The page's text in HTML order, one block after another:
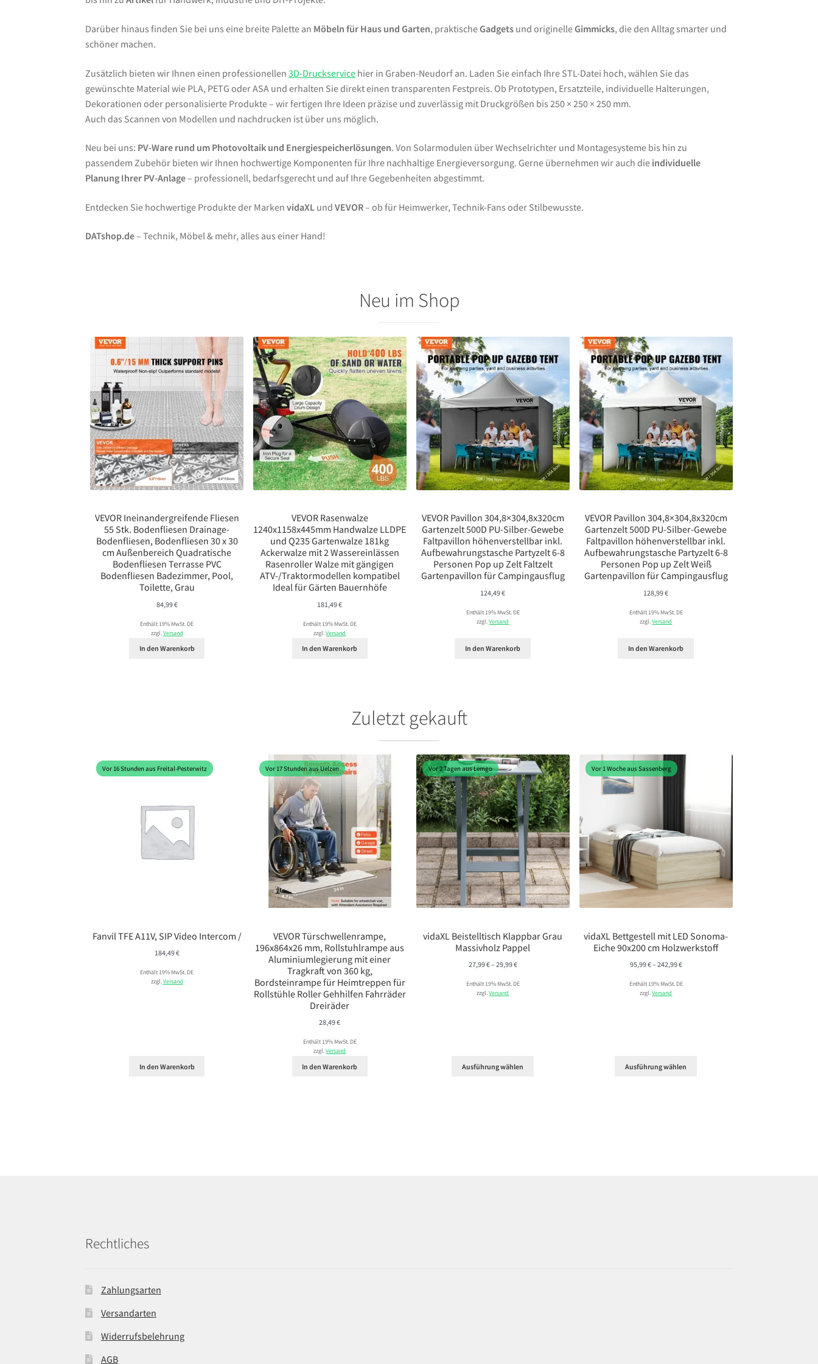
Darüber hinaus finden Sie bei uns eine breite Palette an Möbeln für Haus und Garten, praktischeGadgets und originelleGimmicks, die den Alltag smarter und
schöner machen.
Zusätzlich bieten wir Ihnen einen professionellen3D-Druckservice hier in Graben-Neudorf an. Laden Sie einfach Ihre STL-Datei hoch, wählen Sie das
gewünschte Material wie PLA, PETG oder ASA und erhalten Sie direkt einen transparenten Festpreis. Ob Prototypen, Ersatzteile, individuelle Halterungen,
Dekorationen oder personalisierte Produkte – wir fertigen Ihre Ideen präzise und zuverlässig mit Druckgrößen bis 250 × 250 × 250 mm.
Auch das Scannen von Modellen und nachdrucken ist über uns möglich.
Neu bei uns: PV-Ware rund um Photovoltaik und Energiespeicherlösungen. Von Solarmodulen über Wechselrichter und Montagesysteme bis hin zu
passendem Zubehör bieten wir Ihnen hochwertige Komponenten für Ihre nachhaltige Energieversorgung. Gerne übernehmen wir auch die individuelle
Planung Ihrer PV-Anlage– professionell, bedarfsgerecht und auf Ihre Gegebenheiten abgestimmt.
Entdecken Sie hochwertige Produkte der MarkenvidaXL undVEVOR– ob für Heimwerker, Technik-Fans oder Stilbewusste.
DATshop.de– Technik, Möbel & mehr, alles aus einer Hand!
Neu im Shop
VEVOR Ineinandergreifende Fliesen
55 Stk. Bodenfliesen Drainage-
Bodenfliesen, Bodenfliesen 30 x 30
cm Außenbereich Quadratische
Bodenfliesen Terrasse PVC
Bodenfliesen Badezimmer, Pool,
Toilette, Grau
84,99€
Enthält 19% MwSt. DE
zzgl.Versand
In den Warenkorb
VEVOR Rasenwalze
1240x1158x445mm Handwalze LLDPE
und Q235 Gartenwalze 181kg
Ackerwalze mit 2 Wassereinlässen
Rasenroller Walze mit gängigen
ATV-/Traktormodellen kompatibel
Ideal für Gärten Bauernhöfe
181,49€
Enthält 19% MwSt. DE
zzgl.Versand
In den Warenkorb
VEVOR Pavillon 304,8×304,8x320cm
Gartenzelt 500D PU-Silber-Gewebe
Faltpavillon höhenverstellbar inkl.
Aufbewahrungstasche Partyzelt 6-8
Personen Pop up Zelt Faltzelt
Gartenpavillon für Campingausflug
124,49€
Enthält 19% MwSt. DE
zzgl.Versand
In den Warenkorb
VEVOR Pavillon 304,8×304,8x320cm
Gartenzelt 500D PU-Silber-Gewebe
Faltpavillon höhenverstellbar inkl.
Aufbewahrungstasche Partyzelt 6-8
Personen Pop up Zelt Weiß
Gartenpavillon für Campingausflug
128,99€
Enthält 19% MwSt. DE
zzgl.Versand
In den Warenkorb
Zuletzt gekauft
Vor 16 Stunden aus Freital-Pesterwitz
Fanvil TFE A11V, SIP Video Intercom /
184,49€
Enthält 19% MwSt. DE
zzgl.Versand
In den Warenkorb
Vor 17 Stunden aus Uelzen
VEVOR Türschwellenrampe,
196x864x26 mm, Rollstuhlrampe aus
Aluminiumlegierung mit einer
Tragkraft von 360 kg,
Bordsteinrampe für Heimtreppen für
Rollstühle Roller Gehhilfen Fahrräder
Dreiräder
28,49€
Enthält 19% MwSt. DE
zzgl.Versand
In den Warenkorb
Vor 2 Tagen aus Lemgo
vidaXL Beistelltisch Klappbar Grau
Massivholz Pappel
27,99€– 29,99€Preisspanne:
bis
Enthält 19% MwSt. DE
zzgl.Versand
Ausführung wählen
Vor 1 Woche aus Sassenberg
vidaXL Bettgestell mit LED Sonoma-
Eiche 90x200 cm Holzwerkstoff
95,99€– 242,99€Preisspanne:
bis
Enthält 19% MwSt. DE
zzgl.Versand
Ausführung wählen
Rechtliches
Zahlungsarten
Versandarten
Widerrufsbelehrung
AGB